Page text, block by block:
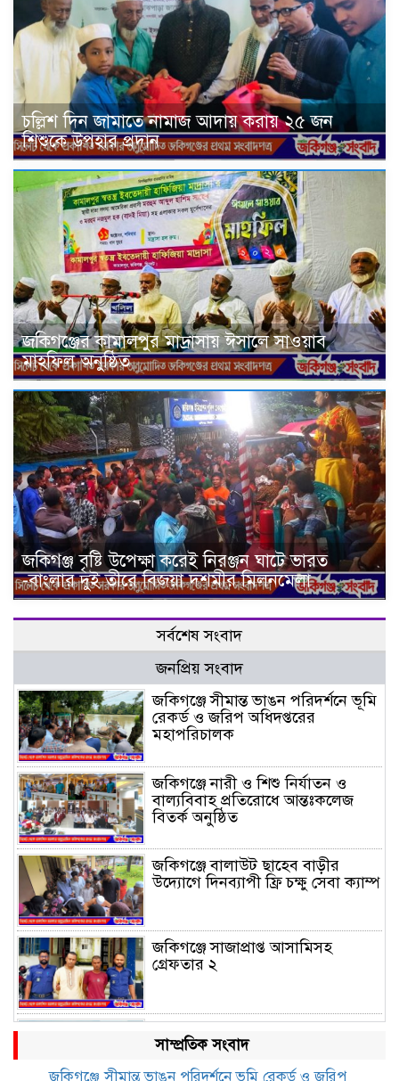
চল্লিশ দিন জামাতে নামাজ আদায় করায় ২৫ জন
শিশুকে উপহার প্রদান
জকিগঞ্জের কামালপুর মাদ্রাসায় ঈসালে সাওয়াব
মাহফিল অনুষ্ঠিত
জকিগঞ্জ বৃষ্টি উপেক্ষা করেই নিরঞ্জন ঘাটে ভারত
-বাংলার দুই তীরে বিজয়া দশমীর মিলনমেলা
সর্বশেষ সংবাদ
জনপ্রিয় সংবাদ
জকিগঞ্জে সীমান্ত ভাঙন পরিদর্শনে ভূমি
রেকর্ড ও জরিপ অধিদপ্তরের
মহাপরিচালক
জকিগঞ্জে নারী ও শিশু নির্যাতন ও
বাল্যবিবাহ প্রতিরোধে আন্তঃকলেজ
বিতর্ক অনুষ্ঠিত
জকিগঞ্জে বালাউট ছাহেব বাড়ীর
উদ্যোগে দিনব্যাপী ফ্রি চক্ষু সেবা ক্যাম্প
জকিগঞ্জে সাজাপ্রাপ্ত আসামিসহ
গ্রেফতার ২
রেলপথে যুক্ত হবে জকিগঞ্জ-কানাইঘাট,
শুরু হচ্ছে সম্ভাব্যতা সমীক্ষা
সাম্প্রতিক সংবাদ